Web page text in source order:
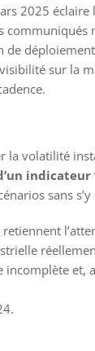
2025 éclaire
communiqués
sur la
la volatilité
indicateur
sans
incomplète et,